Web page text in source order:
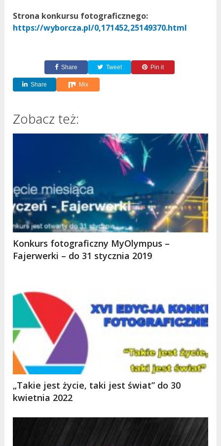
Strona konkursu fotograficznego:
https://wyborcza.pl/0,171452,25149370.html
Share Tweet Pin it
Share Mix
Zobacz też:
Konkurs fotograficzny MyOlympus –
Fajerwerki – do 31 stycznia 2019
„Takie jest życie, taki jest świat” do 30
kwietnia 2022